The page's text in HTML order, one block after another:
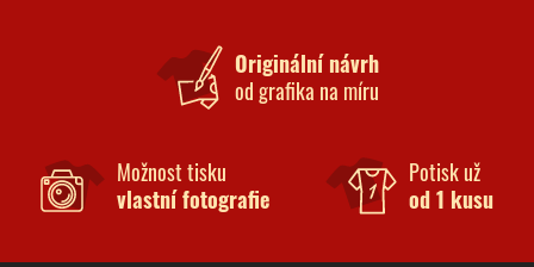
Originální návrh
od grafika na míru
Možnost tisku
vlastní fotografie
Potisk už
od 1 kusu